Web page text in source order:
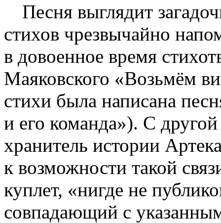
Песня выглядит
стихов чрезвычайно
в довоенное время
Маяковского «Возьмём
стихи была написана
и его команда»). С
хранитель истории
к возможности такой
куплет, «нигде не
совпадающий с